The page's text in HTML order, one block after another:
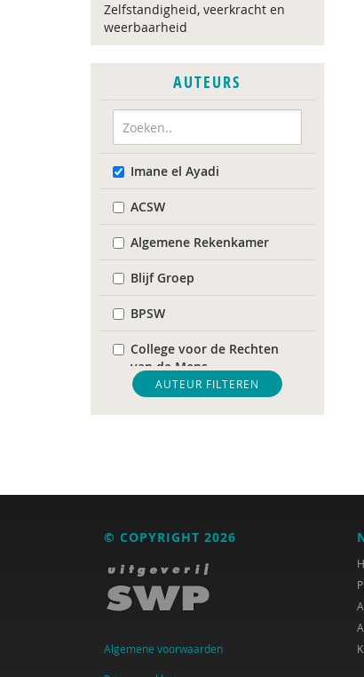
Zelfstandigheid, veerkracht en
weerbaarheid
AUTEURS
Imane el Ayadi
ACSW
Algemene Rekenkamer
Blijf Groep
BPSW
College voor de Rechten
van de Mens
De Raad voor
Volksgezondheid &
DIVOSA
FEMA
Fier
GREVIO
AUTEUR FILTEREN
© COPYRIGHT 2026
Algemene voorwaarden